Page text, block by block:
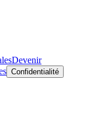
Devenir
Confidentialité